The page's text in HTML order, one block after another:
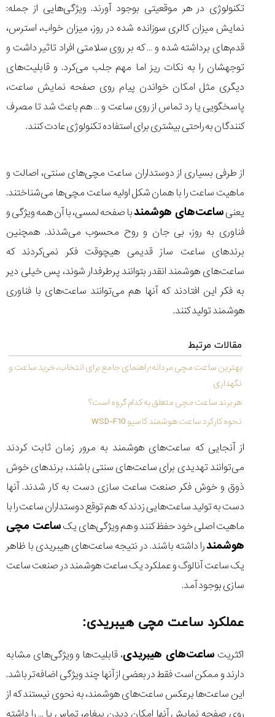
تکنولوژی در هر موقعیتی بوجود آورند. ویژگی‌هایی از جمله:
نمایش میزان کالری سوزانده شده در روز، میزان خواب، استرس،
قدم‌های برداشته شده و … که بر روی سلامتی افراد تاثیر داشت و
توجهشان را به نکات ریز اما مهم جلب می‌کرد. و قابلیت‌های
دیگری مثل امکان خواندن پیام روی صفحه نمایش ساعت،
پاسخگویی یا رد تماس از روی ساعت و … هم باعث شد تا مصرف
کنندگان به راحتی بیشتری برای استفاده تکنولوژی عادت کنند.
از طرفی بسیاری از دوستداران ساعت مچی‌های سنتی، اصالت و
ماهیت ساعت را با همان شکل اولیه ساعت مچی‌ها می‌شناختند.
یعنیساعت‌های هوشمندبا صفحه لمسی، با آن همه ویژگی و
فناوری به روز، بی جان و روح محسوب می‌شدند. همچنین
برندهای ساعت ساز قدیمی هیچوقت فکر نمی‌کردند که
ساعت‌های هوشمند انقدر بتوانند پرطرفدار شوند، پس خیلی دیر
به فکر این افتادند که آنها هم می‌توانند ساعت‌های با فناوری
هوشمند تولید کنند.
مقالات مرتبط
بهترین ساعت مچی مردانه؛ راهنمای جامع برای انتخاب، خرید ساعت و
نگهداری
هر برند ساعت مچی متعلق به کدام گروه است؟
نحوه کارکرد ساعت هوشمند کاسیو WSD-F10
از آنجایی که ساعت‌های هوشمند به مرور زمان ثابت کردند
می‌توانند تهدیدی برای ساعت‌های سنتی باشند، برندهای خوش
ذوق و خوش فکر صنعت ساعت سازی دست به کار شدند. آنها
دست به تولید ساعت‌هایی زدند که هم توقع دوستداران ساعت را با
ماهیت اصلی خود حفظ کنند و هم ویژگی‌های یکساعت مچی
هوشمندرا داشته باشند. در نتیجه ساعت‌های هیبریدی با ظاهر
یک ساعت آنالوگ و عملکرد یک ساعت هوشمند در صنعت ساعت
سازی بوجود آمد.
عملکرد ساعت مچی هیبریدی:
اکثریت ساعت‌های هیبریدی، قابلیت‌ها و ویژگی‌های مشابه
دارند و ممکن است فقط در بعضی از آنها چند ویژگی اضافه‌تر باشد.
این ساعت‌ها برعکس ساعت‌های هوشمند، به نحوی نیستند که از
روی صفحه نمایش آنها امکان دیدن پیغام، تماس یا … را داشته
پشت‌صحنه
ساخت ساعت‌های
کاور؛ بازدید ایران
کورناوین
(Cornavin)؛
مرکزی سوئیس
مراسم تقدیر از
فعالان منتخب